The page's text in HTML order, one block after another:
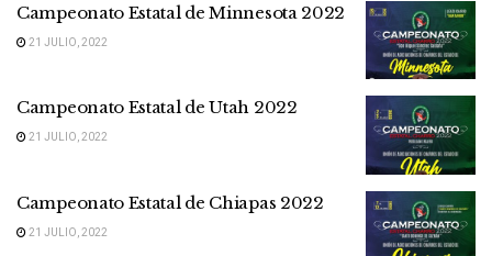
Campeonato Estatal de Minnesota 2022
21 JULIO, 2022
Campeonato Estatal de Utah 2022
21 JULIO, 2022
Campeonato Estatal de Chiapas 2022
21 JULIO, 2022